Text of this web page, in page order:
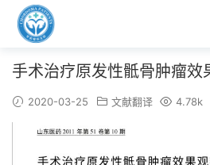
手术治疗原发性骶骨肿瘤效
2020-03-25 文献翻译 4.78k